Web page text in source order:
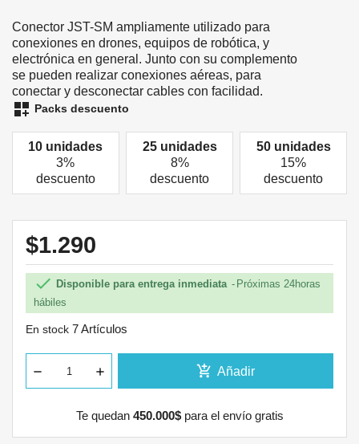
Conector JST-SM ampliamente utilizado para
conexiones en drones, equipos de robótica, y
electrónica en general. Junto con su complemento
se pueden realizar conexiones aéreas, para
conectar y desconectar cables con facilidad.
dashboard_customize Packs descuento
10 unidades
3%
descuento
25 unidades
8%
descuento
50 unidades
15%
descuento
$1.290
 Disponible para entrega inmediata
Próximas 24horas
hábiles
En stock 7 Artículos
add_shopping_cart Añadir
Te quedan 450.000$para el envío gratis